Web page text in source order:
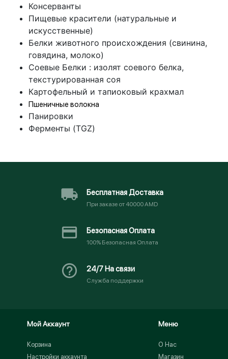
Консерванты
Пищевые красители (натуральные и
искусственные)
Белки животного происхождения (свинина,
говядина, молоко)
Соевые Белки : изолят соевого белка,
текстурированная соя
Картофельный и тапиоковый крахмал
Пшеничные волокна
Панировки
Ферменты (TGZ)
Бесплатная Доставка
При заказе от 40000 AMD
Безопасная Оплата
100% Безопасная Оплата
24/7 На связи
Служба поддержки
Мой Аккаунт
Корзина
Настройки аккаунта
Меню
О Нас
Магазин